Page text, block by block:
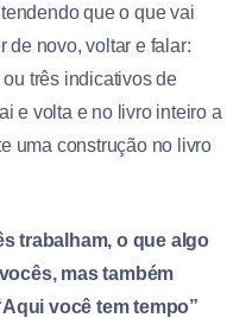
que o que vai
de novo, voltar e falar:
três indicativos de
e volta e no livro inteiro a
uma construção no livro
trabalham, o que algo
mas também
você tem tempo”